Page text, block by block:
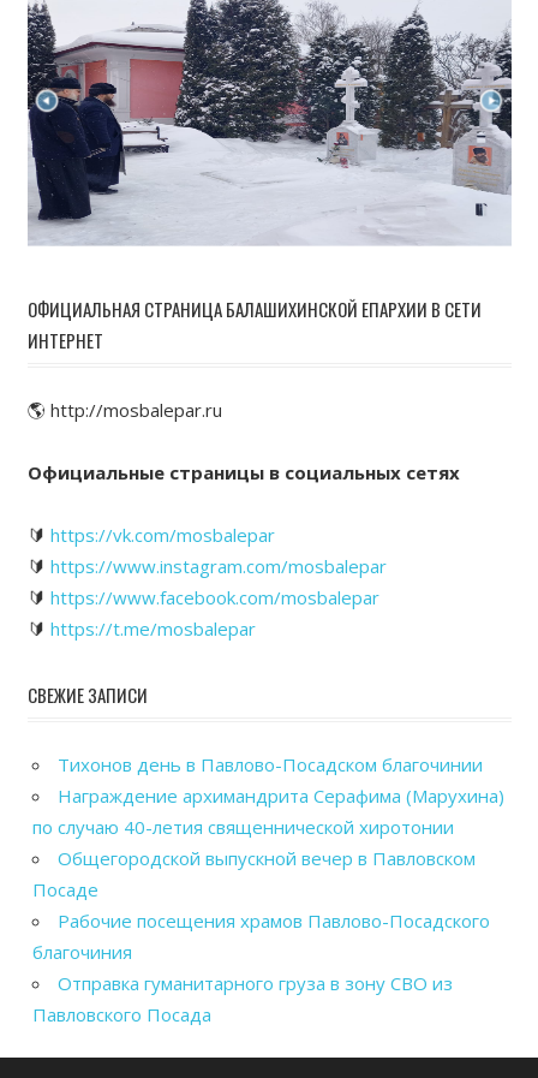
ОФИЦИАЛЬНАЯ СТРАНИЦА БАЛАШИХИНСКОЙ ЕПАРХИИ В СЕТИ
ИНТЕРНЕТ
🌎 http://mosbalepar.ru
Официальные страницы в социальных сетях
🔰 https://vk.com/mosbalepar
🔰 https://www.instagram.com/mosbalepar
🔰 https://www.facebook.com/mosbalepar
🔰 https://t.me/mosbalepar
СВЕЖИЕ ЗАПИСИ
Тихонов день в Павлово-Посадском благочинии
Награждение архимандрита Серафима (Марухина)
по случаю 40-летия священнической хиротонии
Общегородской выпускной вечер в Павловском
Посаде
Рабочие посещения храмов Павлово-Посадского
благочиния
Отправка гуманитарного груза в зону СВО из
Павловского Посада